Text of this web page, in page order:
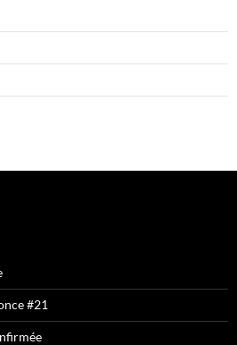
#21